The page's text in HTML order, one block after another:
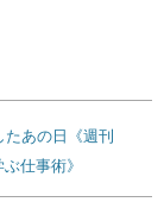
たあの日《週刊
仕事術》